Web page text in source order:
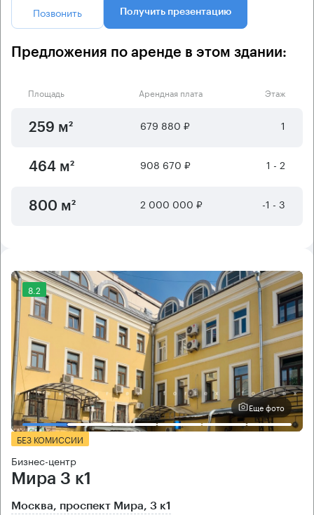
Позвонить Получить презентацию
Предложения по аренде в этом здании:
Площадь Арендная плата Этаж
259 м² 679 880 ₽ 1
464 м² 908 670 ₽ 1 - 2
800 м² 2 000 000 ₽ -1 - 3
8.2
Еще фото
БЕЗ КОМИССИИ
Бизнес-центр
Мира 3 к1
Москва, проспект Мира, 3 к1